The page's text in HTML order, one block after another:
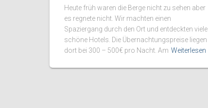
Heute früh waren die Berge nicht zu sehen aber
es regnete nicht. Wir machten einen
Spaziergang durch den Ort und entdeckten viele
schöne Hotels. Die Übernachtungspreise liegen
dort bei 300 – 500€ pro Nacht. Am Weiterlesen